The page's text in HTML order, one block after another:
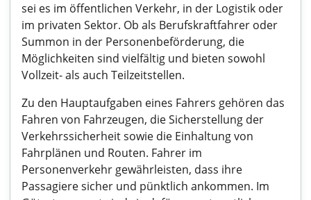
sei es im öffentlichen Verkehr, in der Logistik oder
im privaten Sektor. Ob als Berufskraftfahrer oder
Summon in der Personenbeförderung, die
Möglichkeiten sind vielfältig und bieten sowohl
Vollzeit- als auch Teilzeitstellen.
Zu den Hauptaufgaben eines Fahrers gehören das
Fahren von Fahrzeugen, die Sicherstellung der
Verkehrssicherheit sowie die Einhaltung von
Fahrplänen und Routen. Fahrer im
Personenverkehr gewährleisten, dass ihre
Passagiere sicher und pünktlich ankommen. Im